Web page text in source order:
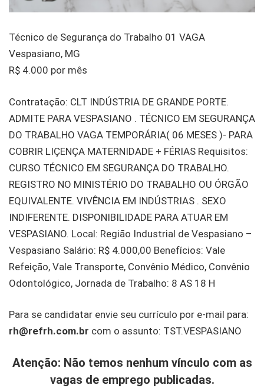
Técnico de Segurança do Trabalho 01 VAGA
Vespasiano, MG
R$ 4.000 por mês
Contratação: CLT INDÚSTRIA DE GRANDE PORTE.
ADMITE PARA VESPASIANO . TÉCNICO EM SEGURANÇA
DO TRABALHO VAGA TEMPORÁRIA( 06 MESES )- PARA
COBRIR LIÇENÇA MATERNIDADE + FÉRIAS Requisitos:
CURSO TÉCNICO EM SEGURANÇA DO TRABALHO.
REGISTRO NO MINISTÉRIO DO TRABALHO OU ÓRGÃO
EQUIVALENTE. VIVÊNCIA EM INDÚSTRIAS . SEXO
INDIFERENTE. DISPONIBILIDADE PARA ATUAR EM
VESPASIANO. Local: Região Industrial de Vespasiano –
Vespasiano Salário: R$ 4.000,00 Benefícios: Vale
Refeição, Vale Transporte, Convênio Médico, Convênio
Odontológico, Jornada de Trabalho: 8 AS 18 H
Para se candidatar envie seu currículo por e-mail para:
rh@refrh.com.br com o assunto: TST.VESPASIANO
Atenção: Não temos nenhum vínculo com as
vagas de emprego publicadas.